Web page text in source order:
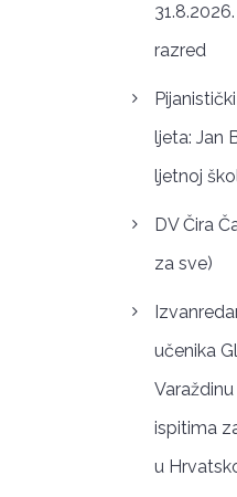
razred
ljeta: Jan
ljetnoj
DV Čira
za sve)
učenika
ispitima
u